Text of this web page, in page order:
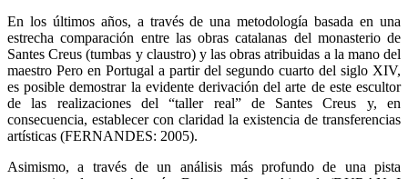
En los últimos años, a través de una metodología basada en una
estrecha comparación entre las obras catalanas del monasterio de
Santes Creus (tumbas y claustro) y las obras atribuidas a la mano del
maestro Pero en Portugal a partir del segundo cuarto del siglo XIV,
es posible demostrar la evidente derivación del arte de este escultor
de las realizaciones del “taller real” de Santes Creus y, en
consecuencia, establecer con claridad la existencia de transferencias
artísticas (FERNANDES: 2005).
Asimismo, a través de un análisis más profundo de una pista